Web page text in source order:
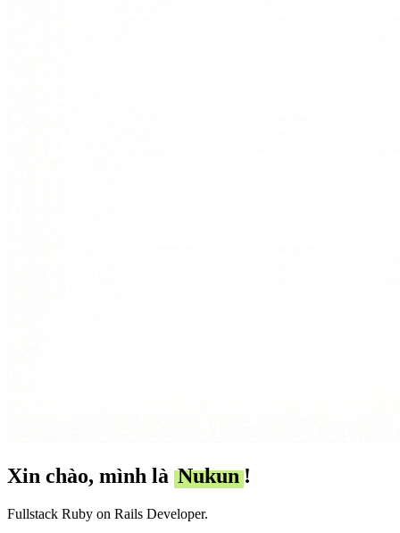
Xin chào, mình là Nukun!
Fullstack Ruby on Rails Developer.